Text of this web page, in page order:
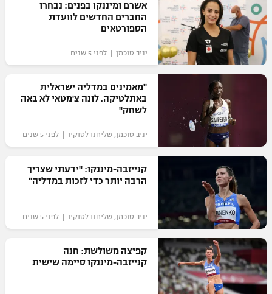
אשרם ומיננקו בפנים: נבחרו
החברים החדשים לוועדת
הספורטאים
יניב טוכמן | לפני 5 שנים
"מאמינים במדליה ישראלית
באתלטיקה. לונה צ'מטאי לא באה
לשחק"
יניב טוכמן, שליחנו לטוקיו | לפני 5 שנים
קנייזבה-מיננקו: "ידעתי שצריך
הרבה יותר כדי לזכות במדליה"
יניב טוכמן, שליחנו לטוקיו | לפני 5 שנים
קפיצה משולשת: חנה
קנייזבה-מיננקו סיימה שישית